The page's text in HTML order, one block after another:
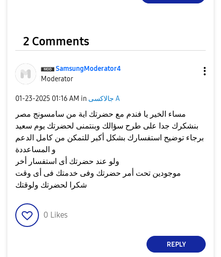
2 Comments
SamsungModerator4
Moderator
‎01-23-2025 01:16 AM in جالاكسى A
مساء الخير يا فندم مع حضرتك اية من سامسونج مصر
بنشكرك جدا على طرح سؤالك وبنتمنى لحضرتك يوم سعيد
برجاء توضيح استفسارك بشكل أكبر للتمكن من كامل الدعم
و المساعددة
ولو عند حضرتك أى استفسار أخر
موجودين تحت أمر حضرتك وفى خدمتك فى أى وقت
شكرا لحضرتك ولوقتك
0 Likes
REPLY